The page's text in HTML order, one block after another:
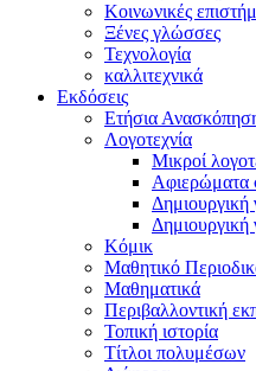
Κοινωνικές
Ξένες γλώσσες
Τεχνολογία
καλλιτεχνικά
Εκδόσεις
Ετήσια
Λογοτεχνία
Μικροί
Αφιερώματα
Κόμικ
Μαθητικό
Μαθηματικά
Περιβαλλοντική
Τοπική ιστορία
Τίτλοι πολυμέσων